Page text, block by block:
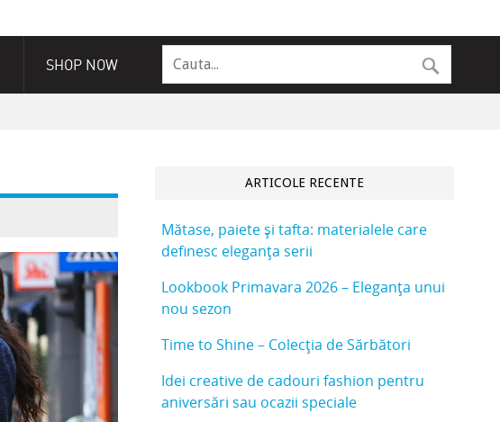
SHOP NOW
ARTICOLE RECENTE
Mătase, paiete și tafta: materialele care
definesc eleganța serii
Lookbook Primavara 2026 – Eleganța unui
nou sezon
Time to Shine – Colecția de Sărbători
Idei creative de cadouri fashion pentru
aniversări sau ocazii speciale